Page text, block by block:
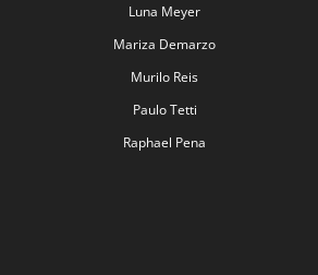
Luna Meyer
Mariza Demarzo
Murilo Reis
Paulo Tetti
Raphael Pena